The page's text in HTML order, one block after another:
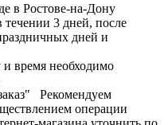
в Ростове-на-Дону
течении 3 дней, после
дней и
время необходимо
Рекомендуем
операции